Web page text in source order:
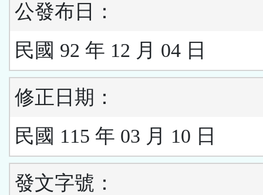
公發布日：
民國 92 年 12 月 04 日
修正日期：
民國 115 年 03 月 10 日
發文字號：